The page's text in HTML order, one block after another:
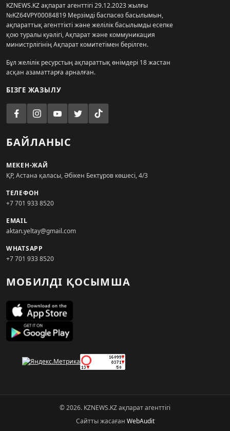
KZNEWS.KZ ақпарат агенттігі 29.12.2023 жылғы
№KZ64VPY00084819 Мерзімді баспасөз басылымын,
ақпараттық агенттікті және желілік басылымды есепке
қою туралы куәлігі, Ақпарат және коммуникация
министрлігінің Ақпарат комитетімен берілген.
Бұл желілік ресурстың ақпараттық өнімдері 18 жастан
асқан азаматтарға арналған.
БІЗГЕ ЖАЗЫЛУ
БАЙЛАНЫС
МЕКЕН-ЖАЙ
ҚР, Астана қаласы, Әбікен Бектұров көшесі, 4/3
ТЕЛЕФОН
+7 701 933 8520
EMAIL
aktan.yeltay@gmail.com
WHATSAPP
+7 701 933 8520
МОБИЛДІ ҚОСЫМША
© 2026. KZNEWS.KZ ақпарат агенттігі
Сайтты жасаған WebAudit